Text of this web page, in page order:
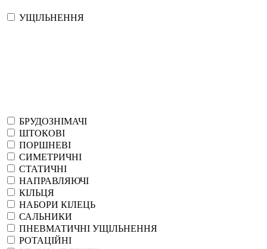
УЩІЛЬНЕННЯ
БРУДОЗНІМАЧІ
ШТОКОВІ
ПОРШНЕВІ
СИМЕТРИЧНІ
СТАТИЧНІ
НАПРАВЛЯЮЧІ
КІЛЬЦЯ
НАБОРИ КІЛЕЦЬ
САЛЬНИКИ
ПНЕВМАТИЧНІ УЩІЛЬНЕННЯ
РОТАЦІЙНІ